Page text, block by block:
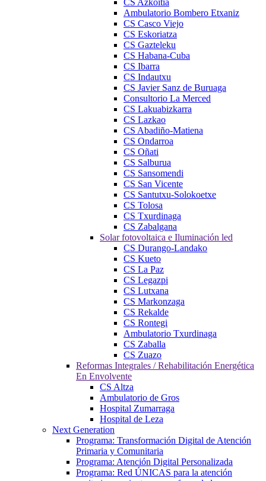
CS Azkoitia
Ambulatorio Bombero Etxaniz
CS Casco Viejo
CS Eskoriatza
CS Gazteleku
CS Habana-Cuba
CS Ibarra
CS Indautxu
CS Javier Sanz de Buruaga
Consultorio La Merced
CS Lakuabizkarra
CS Lazkao
CS Abadiño-Matiena
CS Ondarroa
CS Oñati
CS Salburua
CS Sansomendi
CS San Vicente
CS Santutxu-Solokoetxe
CS Tolosa
CS Txurdinaga
CS Zabalgana
Solar fotovoltaica e Iluminación led
CS Durango-Landako
CS Kueto
CS La Paz
CS Legazpi
CS Lutxana
CS Markonzaga
CS Rekalde
CS Rontegi
Ambulatorio Txurdinaga
CS Zaballa
CS Zuazo
Reformas Integrales / Rehabilitación Energética
En Envolvente
CS Altza
Ambulatorio de Gros
Hospital Zumarraga
Hospital de Leza
Next Generation
Programa: Transformación Digital de Atención
Primaria y Comunitaria
Programa: Atención Digital Personalizada
Programa: Red ÚNICAS para la atención